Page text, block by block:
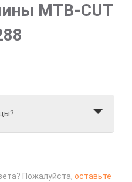
MTB-CUT
Пожалуйста, оставьте